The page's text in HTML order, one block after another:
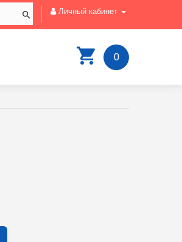
Личный кабинет
0